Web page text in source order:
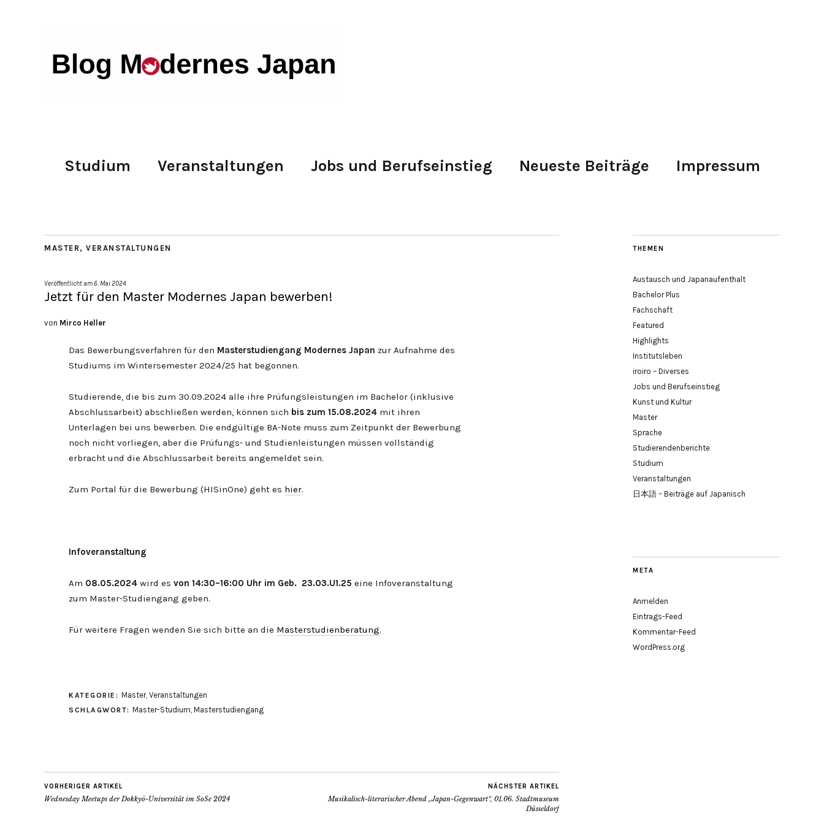
Studium Veranstaltungen Jobs und Berufseinstieg Neueste Beiträge Impressum
MASTER , VERANSTALTUNGEN
Veröffentlicht am6. Mai 2024
Jetzt für den Master Modernes Japan bewerben!
von Mirco Heller
Das Bewerbungsverfahren für den Masterstudiengang Modernes Japan zur Aufnahme des
Studiums im Wintersemester 2024/25 hat begonnen.
Studierende, die bis zum 30.09.2024 alle ihre Prüfungsleistungen im Bachelor (inklusive
Abschlussarbeit) abschließen werden, können sich bis zum 15.08.2024 mit ihren
Unterlagen bei uns bewerben. Die endgültige BA-Note muss zum Zeitpunkt der Bewerbung
noch nicht vorliegen, aber die Prüfungs- und Studienleistungen müssen vollständig
erbracht und die Abschlussarbeit bereits angemeldet sein.
Zum Portal für die Bewerbung (HISinOne) geht es hier.
Infoveranstaltung
Am 08.05.2024 wird es von 14:30–16:00 Uhr im Geb. 23.03.U1.25 eine Infoveranstaltung
zum Master-Studiengang geben.
Für weitere Fragen wenden Sie sich bitte an die Masterstudienberatung.
KATEGORIE: Master, Veranstaltungen
SCHLAGWORT: Master-Studium Masterstudiengang
VORHERIGER ARTIKEL
Wednesday Meetups der Dokkyō-Universität im SoSe 2024
NÄCHSTER ARTIKEL
Musikalisch-literarischer Abend „Japan-Gegenwart“, 01.06. Stadtmuseum
Düsseldorf
THEMEN
Austausch und Japanaufenthalt
Bachelor Plus
Fachschaft
Featured
Highlights
Institutsleben
iroiro – Diverses
Jobs und Berufseinstieg
Kunst und Kultur
Master
Sprache
Studierendenberichte
Studium
Veranstaltungen
日本語 – Beiträge auf Japanisch
META
Anmelden
Eintrags-Feed
Kommentar-Feed
WordPress.org